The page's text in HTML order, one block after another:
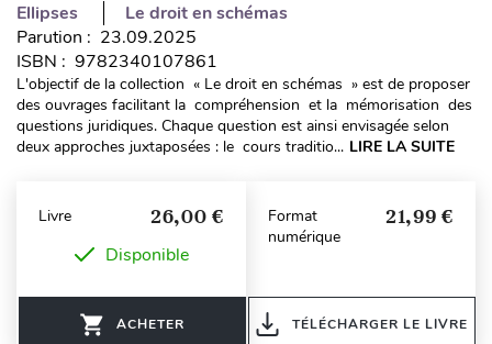
Ellipses
Le droit en schémas
Parution : 23.09.2025
ISBN : 9782340107861
L'objectif de la collection « Le droit en schémas » est de proposer
des ouvrages facilitant la compréhension et la mémorisation des
questions juridiques. Chaque question est ainsi envisagée selon
deux approches juxtaposées : le cours traditio... LIRE LA SUITE
Livre 26,00 €
Disponible
ACHETER
Format
numérique
21,99 €
TÉLÉCHARGER LE LIVRE